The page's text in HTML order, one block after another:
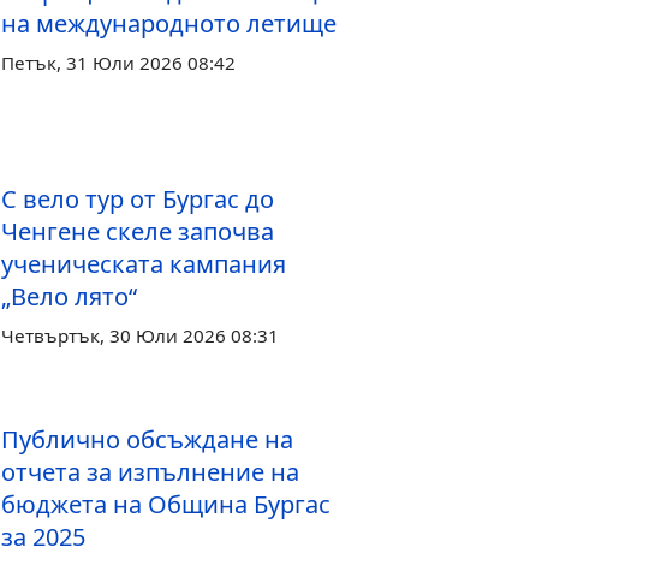
на международното летище
Петък, 31 Юли 2026 08:42
С вело тур от Бургас до
Ченгене скеле започва
ученическата кампания
„Вело лято“
Четвъртък, 30 Юли 2026 08:31
Публично обсъждане на
отчета за изпълнение на
бюджета на Община Бургас
за 2025